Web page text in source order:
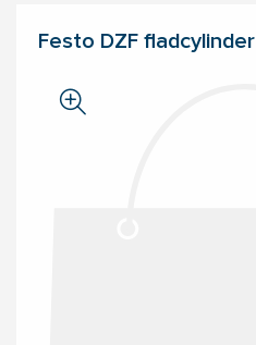
Festo DZF fladcylinder